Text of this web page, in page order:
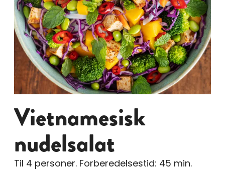
Vietnamesisk
nudelsalat
Til 4 personer. Forberedelsestid: 45 min.